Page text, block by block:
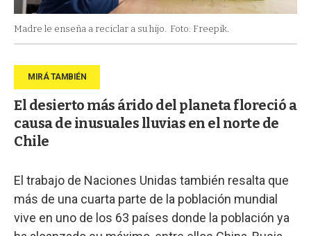
Madre le enseña a reciclar a su hijo. Foto: Freepik.
El desierto más árido del planeta floreció a
causa de inusuales lluvias en el norte de
Chile
El trabajo de Naciones Unidas también resalta que
más de una cuarta parte de la población mundial
vive en uno de los 63 países donde la población ya